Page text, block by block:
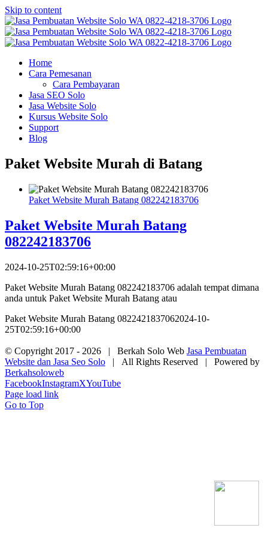
Skip to content
Home
Cara Pemesanan
Cara Pembayaran
Jasa SEO Solo
Jasa Website Solo
Kursus Website Solo
Support
Blog
Paket Website Murah di Batang
Paket Website Murah Batang 082242183706
Paket Website Murah Batang
082242183706
2024-10-25T02:59:16+00:00
Paket Website Murah Batang 082242183706 adalah tempat dimana
anda untuk Paket Website Murah Batang atau
Paket Website Murah Batang 0822421837062024-10-
25T02:59:16+00:00
© Copyright 2017 - 2026 | Berkah Solo Web Jasa Pembuatan
Website dan Jasa Seo Solo | All Rights Reserved | Powered by
Berkahsoloweb
FacebookInstagramXYouTube
Page load link
Go to Top